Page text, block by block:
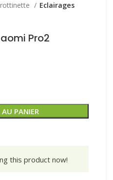
Eclairages
Pro2
AU PANIER
this product now!